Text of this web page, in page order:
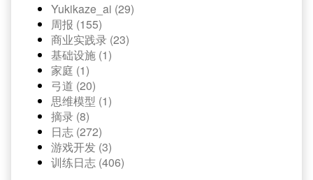
Yukikaze_ai (29)
周报 (155)
商业实践录 (23)
基础设施 (1)
家庭 (1)
弓道 (20)
思维模型 (1)
摘录 (8)
日志 (272)
游戏开发 (3)
训练日志 (406)